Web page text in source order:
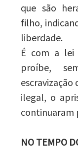
que são
filho,
liberdade.
É com a lei
proíbe,
escravização
ilegal, o
continuaram
NO TEMPO